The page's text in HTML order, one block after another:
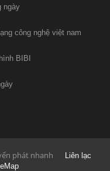
ngày
công nghệ việt nam
BIBI
phát nhanh
Liên lạc